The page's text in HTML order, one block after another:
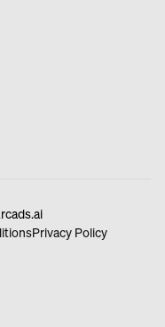
Privacy Policy